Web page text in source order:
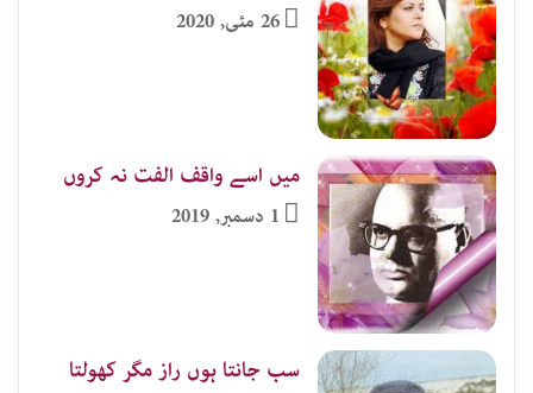
26 مئی, 2020
میں اسے واقف الفت نہ کروں
1 دسمبر, 2019
سب جانتا ہوں راز مگر کھولتا